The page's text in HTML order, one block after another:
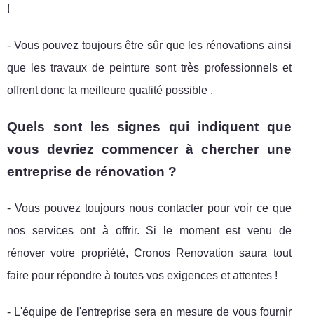
!
- Vous pouvez toujours être sûr que les rénovations ainsi
que les travaux de peinture sont très professionnels et
offrent donc la meilleure qualité possible .
Quels sont les signes qui indiquent que
vous devriez commencer à chercher une
entreprise de rénovation ?
- Vous pouvez toujours nous contacter pour voir ce que
nos services ont à offrir. Si le moment est venu de
rénover votre propriété, Cronos Renovation saura tout
faire pour répondre à toutes vos exigences et attentes !
- L'équipe de l'entreprise sera en mesure de vous fournir